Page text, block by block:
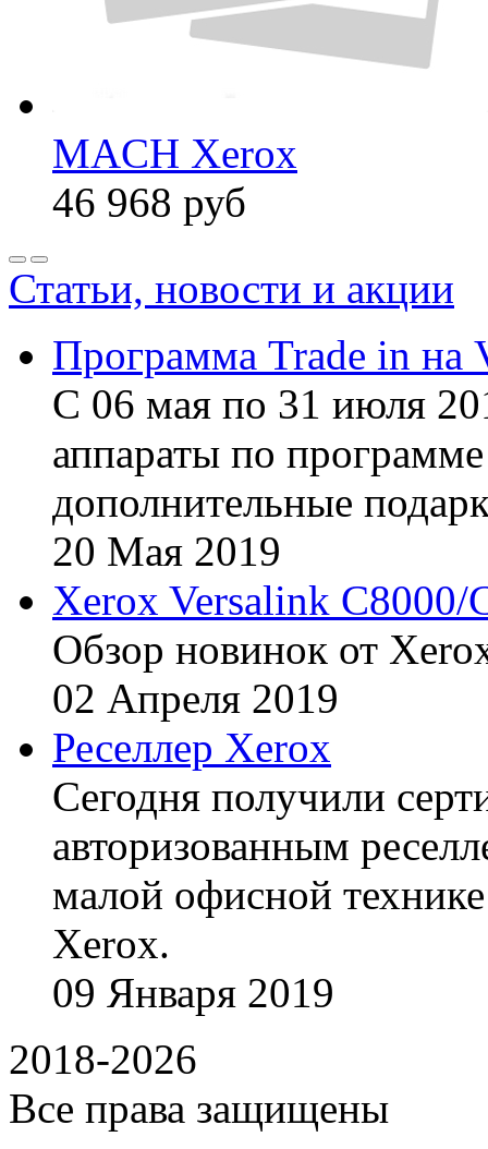
MACH Xerox
46 968 руб
Статьи, новости и акции
Программа Trade in на
С 06 мая по 31 июля
аппараты по
дополнительные
20 Мая 2019
Xerox Versalink C8000/
Обзор новинок от
02 Апреля 2019
Реселлер Xerox
Сегодня получили
авторизованным
малой офисной
Xerox.
09 Января 2019
2018-2026
Все права защищены